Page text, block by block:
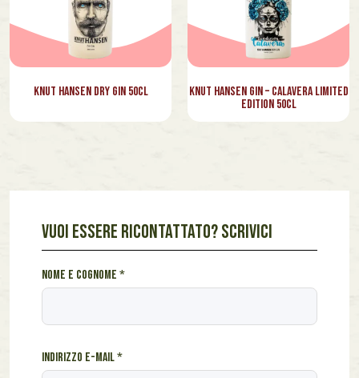
Marche
Piemonte
Toscana
Knut Hansen Dry Gin 50cl
Knut Hansen Gin – Calavera Limited
Edition 50cl
VUOI ESSERE RICONTATTATO? SCRIVICI
Nome e cognome *
Indirizzo e-mail*